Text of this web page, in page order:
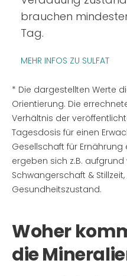
brauchen
Tag.
MEHR INFOS ZU SULFAT
* Die dargestellten Werte
Orientierung. Die
Verhältnis der
Tagesdosis für einen
Gesellschaft für Ernährung
ergeben sich z.B.
Schwangerschaft &
Gesundheitszustand.
Woher
die